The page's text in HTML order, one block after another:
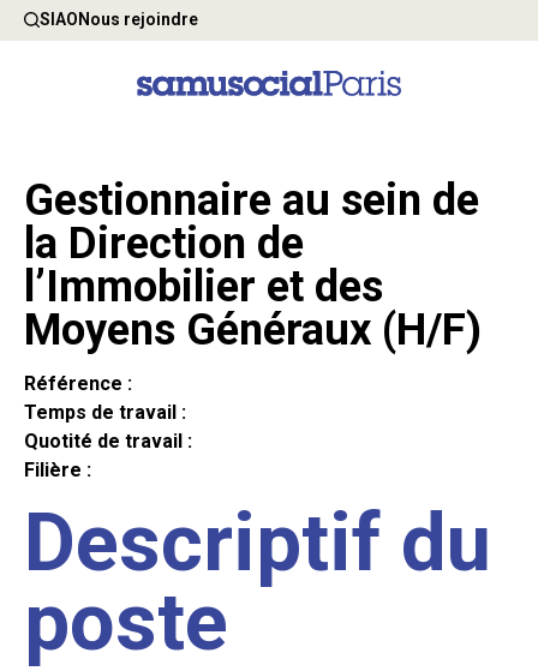
SIAONous rejoindre
Gestionnaire au sein de
la Direction de
l’Immobilier et des
Moyens Généraux (H/F)
Référence :
Temps de travail :
Quotité de travail :
Filière :
Descriptif du
poste